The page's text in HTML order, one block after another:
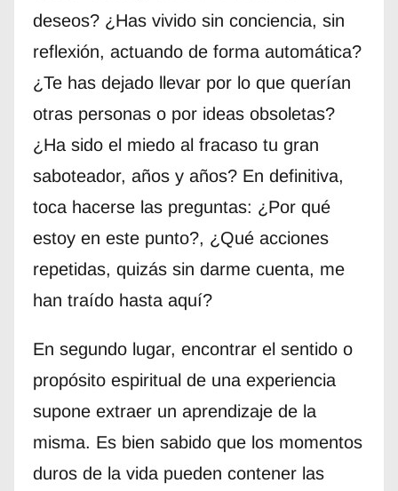
deseos? ¿Has vivido sin conciencia, sin
reflexión, actuando de forma automática?
¿Te has dejado llevar por lo que querían
otras personas o por ideas obsoletas?
¿Ha sido el miedo al fracaso tu gran
saboteador, años y años? En definitiva,
toca hacerse las preguntas: ¿Por qué
estoy en este punto?, ¿Qué acciones
repetidas, quizás sin darme cuenta, me
han traído hasta aquí?
En segundo lugar, encontrar el sentido o
propósito espiritual de una experiencia
supone extraer un aprendizaje de la
misma. Es bien sabido que los momentos
duros de la vida pueden contener las